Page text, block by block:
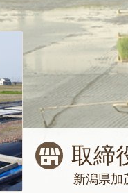
取締
新潟県加